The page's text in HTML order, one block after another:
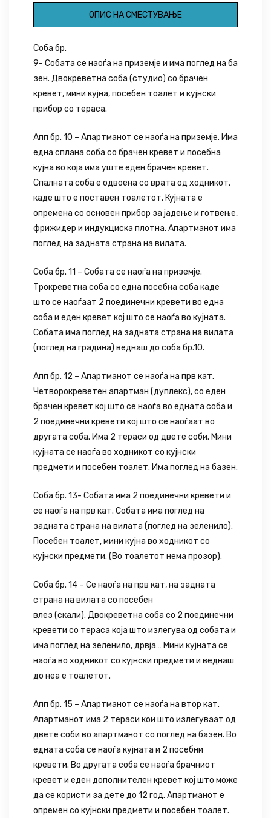
ОПИС НА СМЕСТУВАЊЕ
Соба бр.
9- Собата се наоѓа на приземје и има поглед на ба
зен. Двокреветна соба (студио) со брачен
кревет, мини кујна, посебен тоалет и кујнски
прибор со тераса.
Апп бр. 10 – Апартманот се наоѓа на приземје. Има
една сплана соба со брачен кревет и посебна
кујна во која има уште еден брачен кревет.
Спалната соба е одвоена со врата од ходникот,
каде што е поставен тоалетот. Кујната е
опремена со основен прибор за јадење и готвење,
фрижидер и индукциска плотна. Апартманот има
поглед на задната страна на вилата.
Соба бр. 11 – Собата се наоѓа на приземје.
Трокреветна соба со една посебна соба каде
што се наоѓаат 2 поединечни кревети во една
соба и еден кревет кој што се наоѓа во кујната.
Собата има поглед на задната страна на вилата
(поглед на градина) веднаш до соба бр.10.
Апп бр. 12 – Апартманот се наоѓа на прв кат.
Четворокреветен апартман (дуплекс), со еден
брачен кревет кој што се наоѓа во едната соба и
2 поединечни кревети кој што се наоѓаат во
другата соба. Има 2 тераси од двете соби. Мини
кујната се наоѓа во ходникот со кујнски
предмети и посебен тоалет. Има поглед на базен.
Соба бр. 13- Собата има 2 поединечни кревети и
се наоѓа на прв кат. Собата има поглед на
задната страна на вилата (поглед на зеленило).
Посебен тоалет, мини кујна во ходникот со
кујнски предмети. (Во тоалетот нема прозор).
Соба бр. 14 – Се наоѓа на прв кат, на задната
страна на вилата со посебен
влез (скали). Двокреветна соба со 2 поединечни
кревети со тераса која што излегува од собата и
има поглед на зеленило, дрвја… Мини кујната се
наоѓа во ходникот со кујнски предмети и веднаш
до неа е тоалетот.
Апп бр. 15 – Апартманот се наоѓа на втор кат.
Апартманот има 2 тераси кои што излегуваат од
двете соби во апартманот со поглед на базен. Во
едната соба се наоѓа кујната и 2 посебни
кревети. Во другата соба се наоѓа брачниот
кревет и еден дополнителен кревет кој што може
да се користи за дете до 12 год. Апартманот е
опремен со кујнски предмети и посебен тоалет.